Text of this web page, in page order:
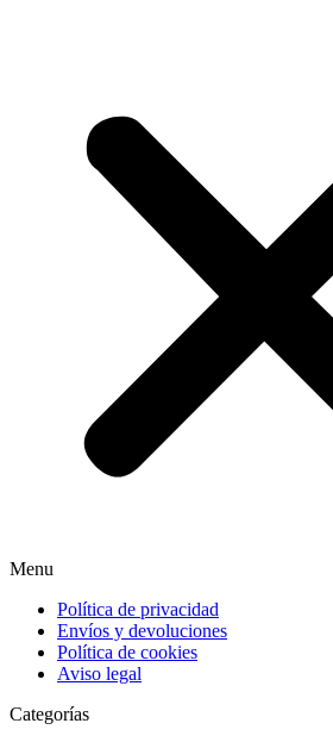
Menu
Política de privacidad
Envíos y devoluciones
Política de cookies
Aviso legal
Categorías